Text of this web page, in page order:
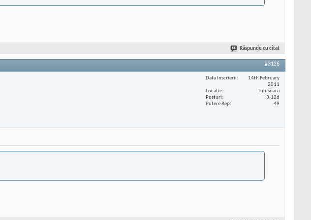
Răspunde cu citat
#3126
Data înscrierii
14th February
2011
Locaţie
Timisoara
Posturi
3.126
Putere Rep
49